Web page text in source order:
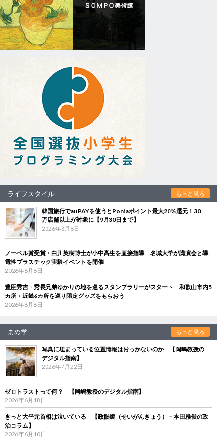
ライフスタイル もっと見る
韓国旅行でau PAYを使うとPontaポイント最大20％還元！30
万店舗以上が対象に【9月30日まで】
2026年8月8日
ノーベル賞受賞・白川英樹博士が小中高生を直接指導 名城大学が講演会と導
電性プラスチック実験イベントを開催
2026年8月8日
豊臣秀吉・秀長兄弟ゆかりの地を巡るスタンプラリーがスタート 和歌山市内5
カ所・近畿6カ所を巡り限定グッズをもらおう
2026年8月8日
まめ学 もっと見る
写真に埋まっている位置情報はおっかないのか 【岡嶋教授の
デジタル指南】
2026年7月22日
ゼロトラストって何？ 【岡嶋教授のデジタル指南】
2026年6月18日
きっと大平元首相は泣いている 【政眼鏡（せいがんきょう）－本田雅俊の政
治コラム】
2026年6月10日